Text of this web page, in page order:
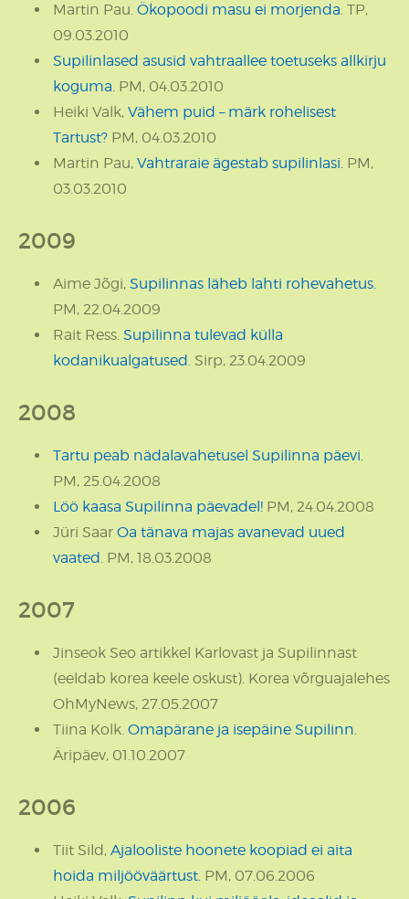
Martin Pau. Ökopoodi masu ei morjenda. TP,
09.03.2010
Supilinlased asusid vahtraallee toetuseks allkirju
koguma. PM, 04.03.2010
Heiki Valk, Vähem puid – märk rohelisest
Tartust? PM, 04.03.2010
Martin Pau, Vahtraraie ägestab supilinlasi. PM,
03.03.2010
2009
Aime Jõgi, Supilinnas läheb lahti rohevahetus.
PM, 22.04.2009
Rait Ress. Supilinna tulevad külla
kodanikualgatused. Sirp, 23.04.2009
2008
Tartu peab nädalavahetusel Supilinna päevi.
PM, 25.04.2008
Löö kaasa Supilinna päevadel! PM, 24.04.2008
Jüri Saar Oa tänava majas avanevad uued
vaated. PM, 18.03.2008
2007
Jinseok Seo artikkel Karlovast ja Supilinnast
(eeldab korea keele oskust). Korea võrguajalehes
OhMyNews, 27.05.2007
Tiina Kolk. Omapärane ja isepäine Supilinn.
Äripäev, 01.10.2007
2006
Tiit Sild, Ajalooliste hoonete koopiad ei aita
hoida miljööväärtust. PM, 07.06.2006